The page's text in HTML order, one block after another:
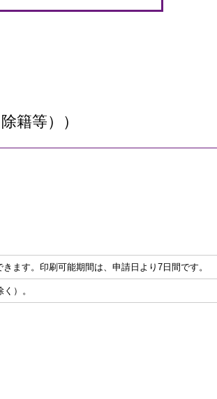
籍等））
ます。印刷可能期間は、申請日より7日間です。
）。